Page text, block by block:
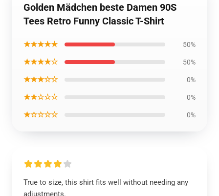
Golden Mädchen beste Damen 90S
Tees Retro Funny Classic T-Shirt
★★★★★ 50%
★★★★☆ 50%
★★★☆☆ 0%
★★☆☆☆ 0%
★☆☆☆☆ 0%
True to size, this shirt fits well without needing any
adjustments.